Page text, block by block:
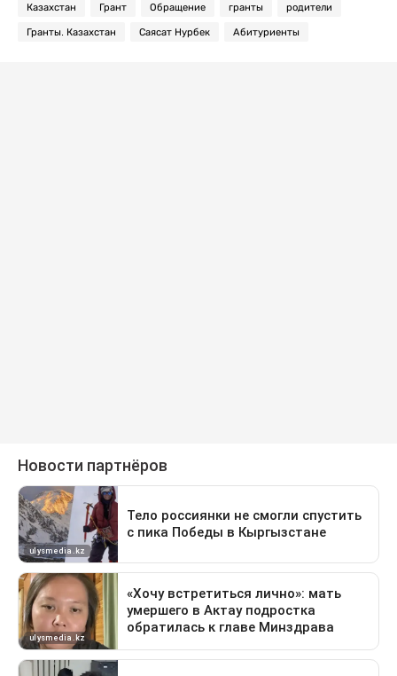
Казахстан Грант Обращение гранты родители
Гранты. Казахстан Саясат Нурбек Абитуриенты